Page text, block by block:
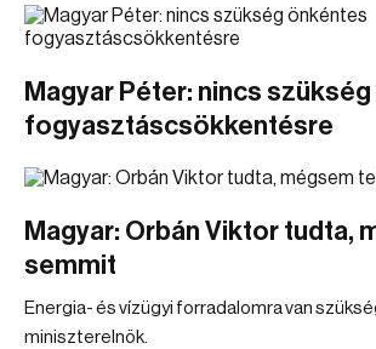
Magyar Péter: nincs
fogyasztáscsökkentésre
Magyar: Orbán Viktor tudta,
semmit
Energia- és vízügyi forradalomra van
miniszterelnök.